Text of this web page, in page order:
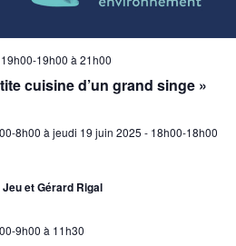
cuisine d’un grand singe »
19h00 à 21h00
8h00 à jeudi 19 juin 2025 - 18h00-18h00
et Gérard Rigal
9h00 à 11h30